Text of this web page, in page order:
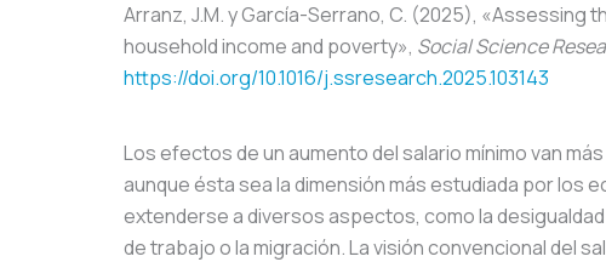
Arranz, J.M. y García-Serrano, C. (2025), «Assessing
household income and poverty», Social Science
https://doi.org/10.1016/j.ssresearch.2025.103143
Los efectos de un aumento del salario mínimo van
aunque ésta sea la dimensión más estudiada por los
extenderse a diversos aspectos, como la
de trabajo o la migración. La visión convencional del